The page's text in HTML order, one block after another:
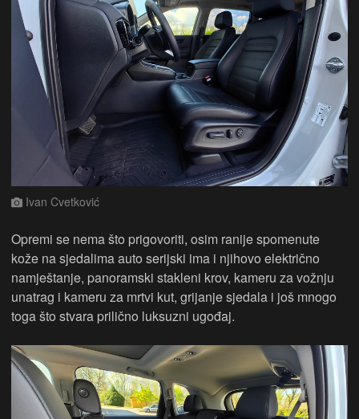
Ivan Cvetković
Opremi se nema što prigovoriti, osim ranije spomenute
kože na sjedalima auto serijski ima i njihovo električno
namještanje, panoramski stakleni krov, kameru za vožnju
unatrag i kameru za mrtvi kut, grijanje sjedala i još mnogo
toga što stvara prilično luksuzni ugođaj.